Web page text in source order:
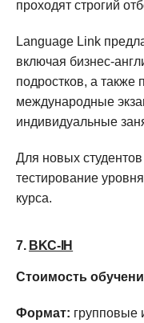
проходят строгий
Language Link
включая бизнес-
подростков, а также
международные
индивидуальные
Для новых
тестирование
курса.
7. BKC-IH
Стоимость
Формат: групповые